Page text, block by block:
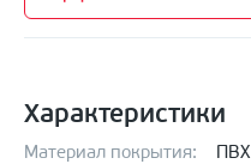
Характеристики
Материал покрытия: ПВХ